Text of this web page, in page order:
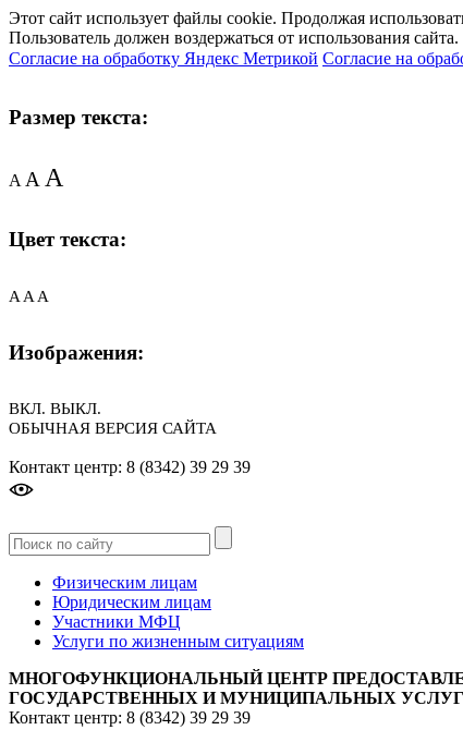
Этот сайт использует файлы cookie. Продолжая
Пользователь должен воздержаться от использования сайта.
Согласие на обработку Яндекс Метрикой Согласие на
Размер текста:
AAA
Цвет текста:
A A A
Изображения:
ВКЛ. ВЫКЛ.
ОБЫЧНАЯ ВЕРСИЯ САЙТА
Контакт центр: 8 (8342) 39 29 39
Физическим лицам
Юридическим лицам
Участники МФЦ
Услуги по жизненным ситуациям
МНОГОФУНКЦИОНАЛЬНЫЙ ЦЕНТР
ГОСУДАРСТВЕННЫХ И МУНИЦИПАЛЬНЫХ УСЛУГ
Контакт центр: 8 (8342) 39 29 39